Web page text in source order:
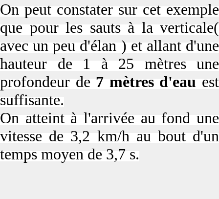
On peut constater sur cet exemple
que pour les sauts à la verticale(
avec un peu d'élan ) et allant d'une
hauteur de 1 à 25 mètres une
profondeur de 7 mètres d'eau est
suffisante.
On atteint à l'arrivée au fond une
vitesse de 3,2 km/h au bout d'un
temps moyen de 3,7 s.